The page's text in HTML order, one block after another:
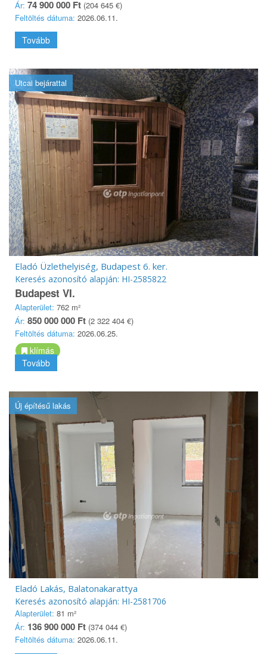
Ár: 74 900 000 Ft (204 645 €)
Feltöltés dátuma: 2026.06.11.
Tovább
Utcai bejárattal
Eladó Üzlethelyiség, Budapest 6. ker.
Keresés azonosító alapján: HI-2585822
Budapest VI.
Alapterület: 762 m²
Ár: 850 000 000 Ft (2 322 404 €)
Feltöltés dátuma: 2026.06.25.
klímás
Tovább
Új építésű lakás
Eladó Lakás, Balatonakarattya
Keresés azonosító alapján: HI-2581706
Alapterület: 81 m²
Ár: 136 900 000 Ft (374 044 €)
Feltöltés dátuma: 2026.06.11.